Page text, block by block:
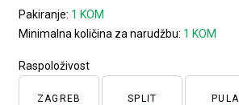
Pakiranje: 1 KOM
Minimalna količina za narudžbu: 1 KOM
Raspoloživost
ZAGREB SPLIT PULA